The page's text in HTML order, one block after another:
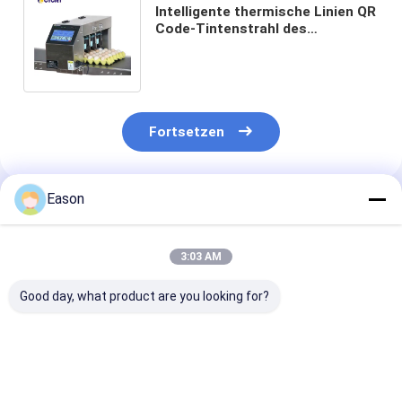
Intelligente thermische Linien QR
Code-Tintenstrahl des
Fortsetzen
Empfohlene Produkte
Eason
3:03 AM
Good day, what product are you looking for?